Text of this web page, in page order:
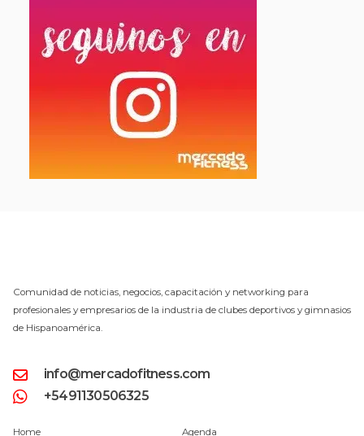
Comunidad de noticias, negocios, capacitación y networking para
profesionales y empresarios de la industria de clubes deportivos y gimnasios
de Hispanoamérica.
info@mercadofitness.com
+5491130506325
Home Agenda